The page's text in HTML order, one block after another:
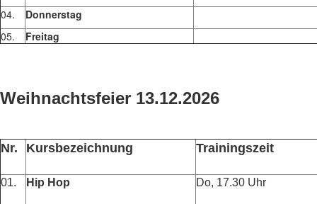
04.
Donnerstag
05.
Freitag
Weihnachtsfeier 13.12.2026
Nr. Kursbezeichnung Trainingszeit
01. Hip Hop Do, 17.30 Uhr